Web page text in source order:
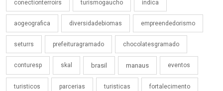
conectionterroirs turismogaucho indica
aogeografica diversidadebiomas empreendedorismo
seturrs prefeituragramado chocolatesgramado
conturesp skal brasil manaus eventos
turisticos parcerias turisticas fortalecimento